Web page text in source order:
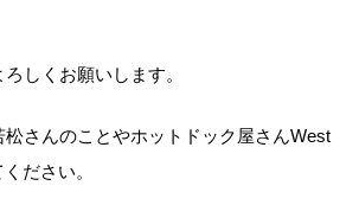
しくお願いします。
さんのことやホットドック屋さんWest
ださい。